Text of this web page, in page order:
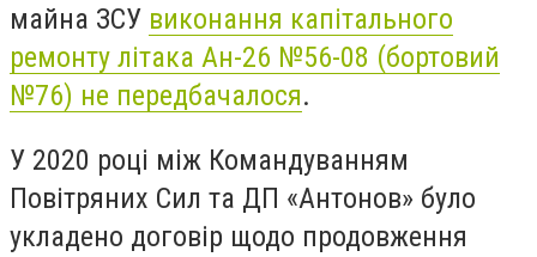
майна ЗСУ виконання капітального
ремонту літака Ан-26 №56-08 (бортовий
№76) не передбачалося.
У 2020 році між Командуванням
Повітряних Сил та ДП «Антонов» було
укладено договір щодо продовження